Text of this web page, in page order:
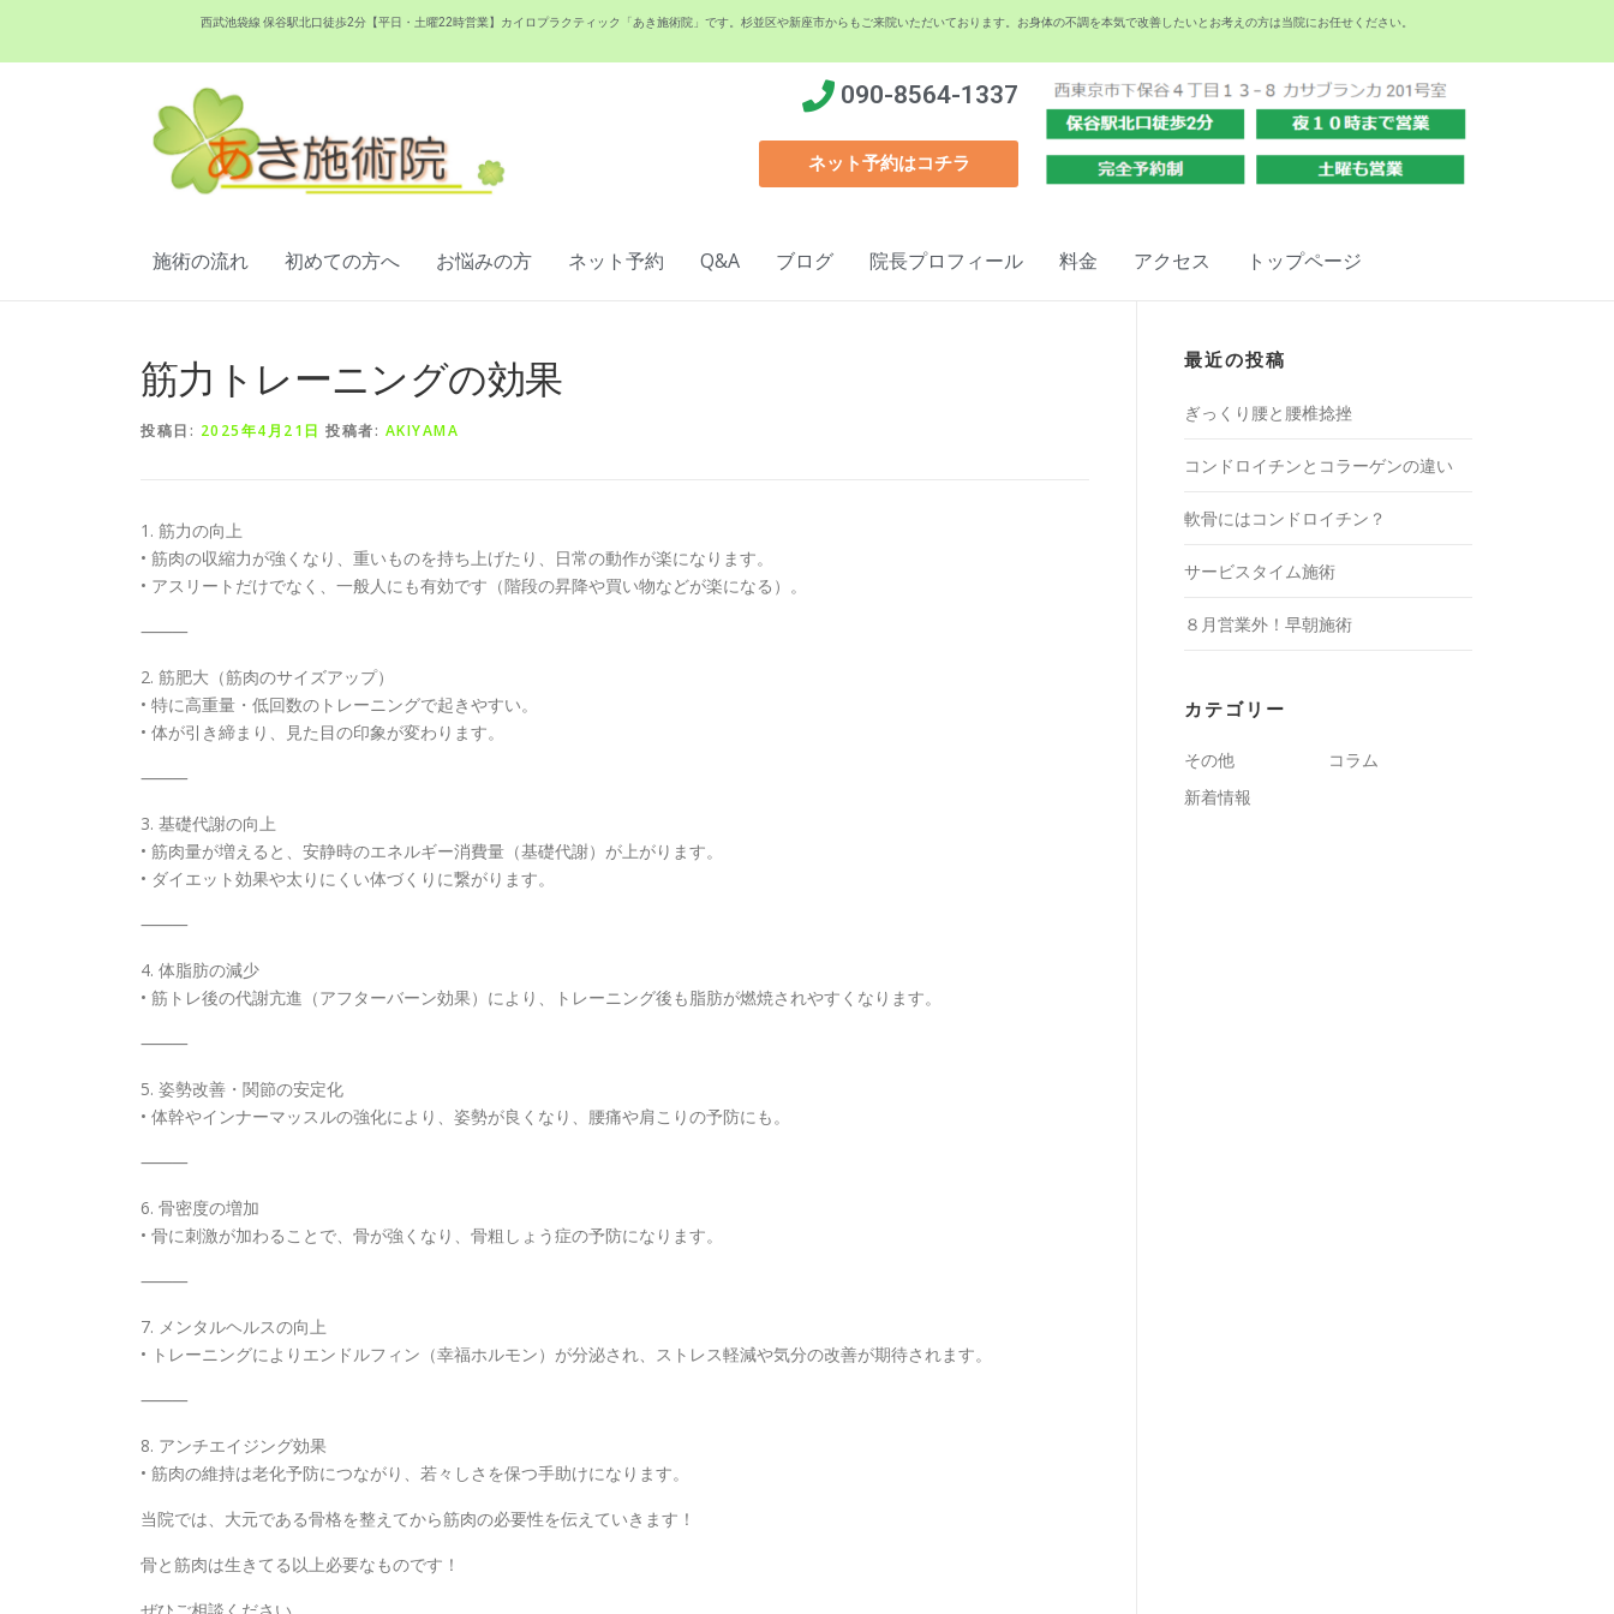
西武池袋線 保谷駅北口徒歩2分【平日・土曜22時営業】カイロプラクティック「あき施術院」です。杉並区や新座市からもご来院いただいております。お身体の不調を本気で改善したいとお考えの方は当院にお任せください。
090-8564-1337
ネット予約はコチラ
施術の流れ 初めての方へ お悩みの方 ネット予約 Q&A ブログ 院長プロフィール 料金 アクセス トップページ
筋力トレーニングの効果
投稿日: 2025年4月21日 投稿者: AKIYAMA
1. 筋力の向上
• 筋肉の収縮力が強くなり、重いものを持ち上げたり、日常の動作が楽になります。
• アスリートだけでなく、一般人にも有効です（階段の昇降や買い物などが楽になる）。
⸻
2. 筋肥大（筋肉のサイズアップ）
• 特に高重量・低回数のトレーニングで起きやすい。
• 体が引き締まり、見た目の印象が変わります。
⸻
3. 基礎代謝の向上
• 筋肉量が増えると、安静時のエネルギー消費量（基礎代謝）が上がります。
• ダイエット効果や太りにくい体づくりに繋がります。
⸻
4. 体脂肪の減少
• 筋トレ後の代謝亢進（アフターバーン効果）により、トレーニング後も脂肪が燃焼されやすくなります。
⸻
5. 姿勢改善・関節の安定化
• 体幹やインナーマッスルの強化により、姿勢が良くなり、腰痛や肩こりの予防にも。
⸻
6. 骨密度の増加
• 骨に刺激が加わることで、骨が強くなり、骨粗しょう症の予防になります。
⸻
7. メンタルヘルスの向上
• トレーニングによりエンドルフィン（幸福ホルモン）が分泌され、ストレス軽減や気分の改善が期待されます。
⸻
8. アンチエイジング効果
• 筋肉の維持は老化予防につながり、若々しさを保つ手助けになります。
当院では、大元である骨格を整えてから筋肉の必要性を伝えていきます！
骨と筋肉は生きてる以上必要なものです！
最近の投稿
ぎっくり腰と腰椎捻挫
コンドロイチンとコラーゲンの違い
軟骨にはコンドロイチン？
サービスタイム施術
８月営業外！早朝施術
カテゴリー
その他
コラム
新着情報